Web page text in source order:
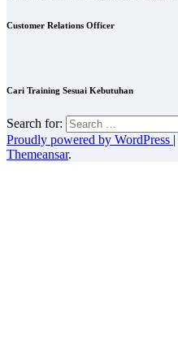
Customer Relations Officer
Cari Training Sesuai Kebutuhan
Search for:
Proudly powered by WordPress |
Themeansar.